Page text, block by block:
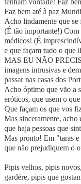
tenham vontade! Faz
Faz bem até à paz
Acho lindamente que se
(É tão importante!)
médicos! (É
e que façam tudo o que
MAS EU NÃO
imagens intrusivas e
passar nas casas dos
Acho óptimo que vão a
eróticos, que usem o
Que façam os que vos
Mas sinceramente, acho
que haja pessoas que
Mas pronto! Em "taras e
que não prejudiquem o
Pipis velhos, pipis
gardére, pipis que